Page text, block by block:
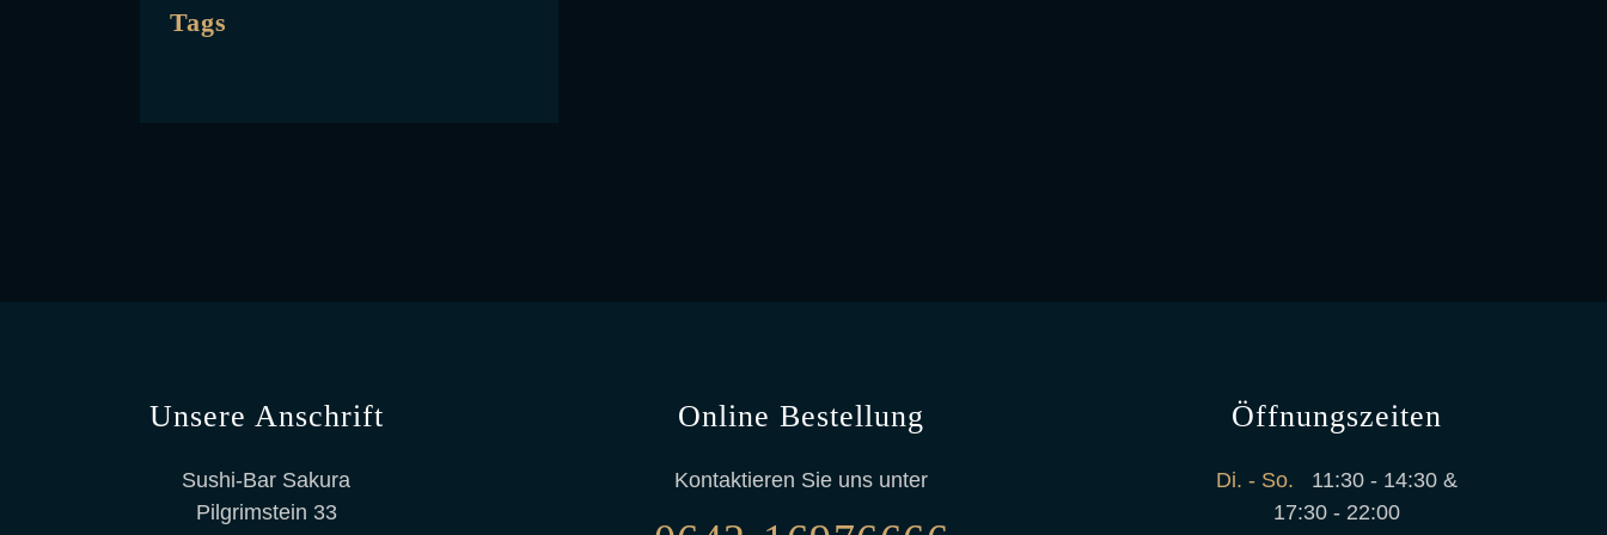
Tags
Unsere Anschrift
Sushi-Bar Sakura
Pilgrimstein 33
Online Bestellung
Kontaktieren Sie uns unter
Öffnungszeiten
Di. - So.
11:30 - 14:30 &
17:30 - 22:00